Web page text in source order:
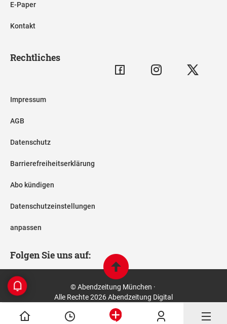
E-Paper
Kontakt
Rechtliches
Impressum
AGB
Datenschutz
Barrierefreiheitserklärung
Abo kündigen
Datenschutzeinstellungen
anpassen
Folgen Sie uns auf:
© Abendzeitung München ·
Alle Rechte 2026 Abendzeitung Digital